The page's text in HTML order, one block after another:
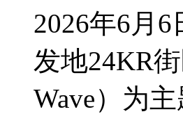
2026年6月
发地24KR
Wave）为